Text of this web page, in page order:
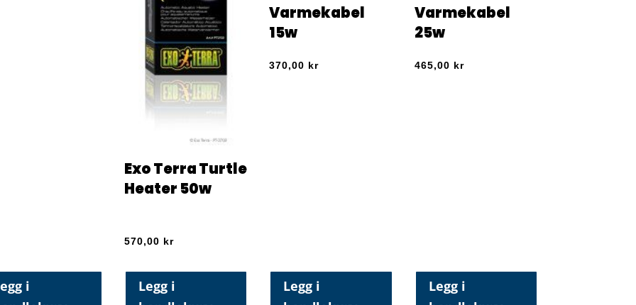
i
Exo Terra Turtle
Heater 50w
570,00 kr
Legg i
Varmekabel
15w
370,00 kr
Legg i
Varmekabel
25w
465,00 kr
Legg i